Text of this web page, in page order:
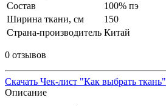
Состав
100% пэ
Ширина ткани, см
150
Страна-производитель Китай
0 отзывов
Скачать Чек-лист "Как выбрать ткань"
Описание